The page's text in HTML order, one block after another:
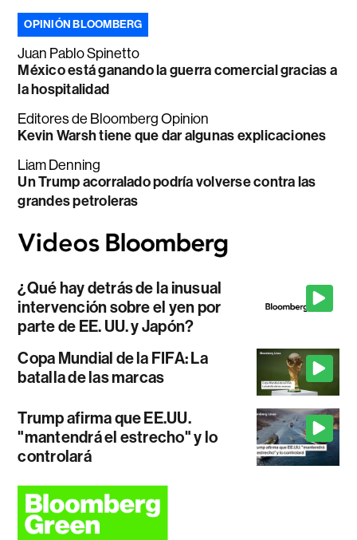
OPINIÓN BLOOMBERG
Juan Pablo Spinetto
México está ganando la guerra comercial gracias a
la hospitalidad
Editores de Bloomberg Opinion
Kevin Warsh tiene que dar algunas explicaciones
Liam Denning
Un Trump acorralado podría volverse contra las
grandes petroleras
¿Qué hay detrás de la inusual
intervención sobre el yen por
parte de EE. UU. y Japón?
Copa Mundial de la FIFA: La
batalla de las marcas
Trump afirma que EE.UU.
"mantendrá el estrecho" y lo
controlará